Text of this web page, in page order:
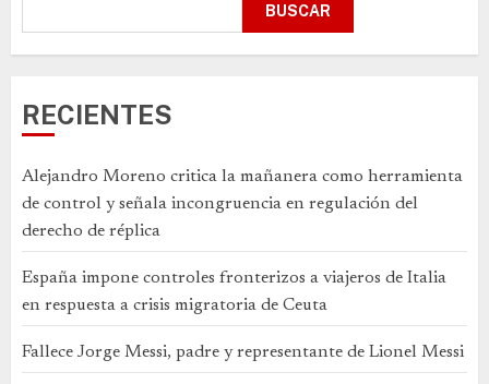
BUSCAR
RECIENTES
Alejandro Moreno critica la mañanera como herramienta
de control y señala incongruencia en regulación del
derecho de réplica
España impone controles fronterizos a viajeros de Italia
en respuesta a crisis migratoria de Ceuta
Fallece Jorge Messi, padre y representante de Lionel Messi